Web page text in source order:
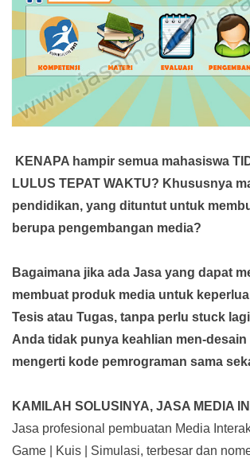
KENAPA hampir semua mahasiswa
LULUS TEPAT WAKTU? Khususnya
pendidikan, yang dituntut untuk
berupa pengembangan media?
Bagaimana jika ada Jasa yang dapat
membuat produk media untuk
Tesis atau Tugas, tanpa perlu stuck
Anda tidak punya keahlian men-desain
mengerti kode pemrograman sama
KAMILAH SOLUSINYA, JASA MEDIA
Jasa profesional pembuatan Media
Game | Kuis | Simulasi, terbesar dan